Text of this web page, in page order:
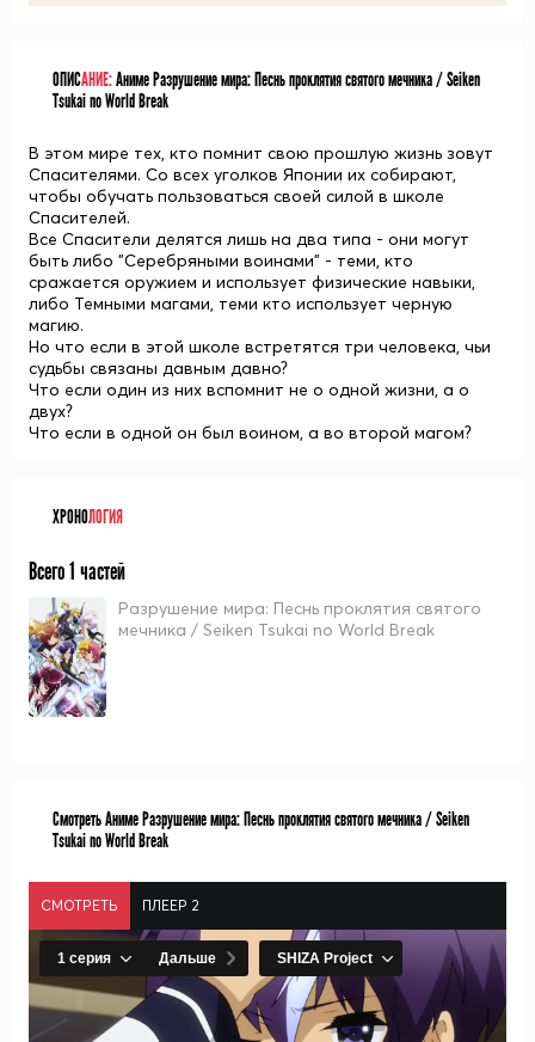
ОПИСАНИЕ:Аниме Разрушение мира: Песнь проклятия святого мечника / Seiken
Tsukai no World Break
В этом мире тех, кто помнит свою прошлую жизнь зовут
Спасителями. Со всех уголков Японии их собирают,
чтобы обучать пользоваться своей силой в школе
Спасителей.
Все Спасители делятся лишь на два типа - они могут
быть либо "Серебряными воинами" - теми, кто
сражается оружием и использует физические навыки,
либо Темными магами, теми кто использует черную
магию.
Но что если в этой школе встретятся три человека, чьи
судьбы связаны давным давно?
Что если один из них вспомнит не о одной жизни, а о
двух?
Что если в одной он был воином, а во второй магом?
ХРОНОЛОГИЯ
Всего 1 частей
Разрушение мира: Песнь проклятия святого
мечника / Seiken Tsukai no World Break
Смотреть Аниме Разрушение мира: Песнь проклятия святого мечника / Seiken
Tsukai no World Break
СМОТРЕТЬ ПЛЕЕР 2